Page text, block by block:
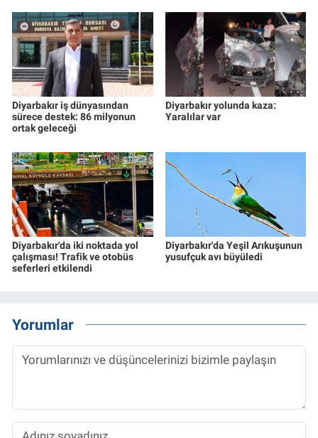
Diyarbakır iş dünyasından
sürece destek: 86 milyonun
ortak geleceği
Diyarbakır yolunda kaza:
Yaralılar var
Diyarbakır'da iki noktada yol
çalışması! Trafik ve otobüs
seferleri etkilendi
Diyarbakır'da Yeşil Arıkuşunun
yusufçuk avı büyüledi
Yorumlar